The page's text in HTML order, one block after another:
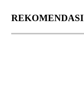
REKOMENDASI